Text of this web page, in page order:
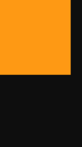
wirtschaftliche
die Attraktivität der
in der Region
und
kulturell und